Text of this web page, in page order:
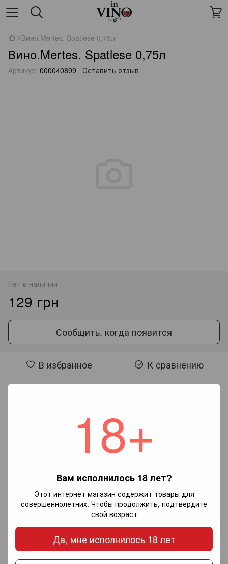
18+
Вам исполнилось 18 лет?
Этот интернет магазин содержит товары для
совершеннолетних. Чтобы продолжить, подтвердите
свой возраст
Да, мне исполнилось 18 лет
Вино.Mertes. Spatlese 0,75л
Вино.Mertes. Spatlese 0,75л
Артикул: 000040899 Оставить отзыв
Нет в наличии
129 грн
Сообщить, когда появится
В избранное К сравнению
Добавьте первый отзыв
Написать отзыв
Доставка Оплата Гарантия